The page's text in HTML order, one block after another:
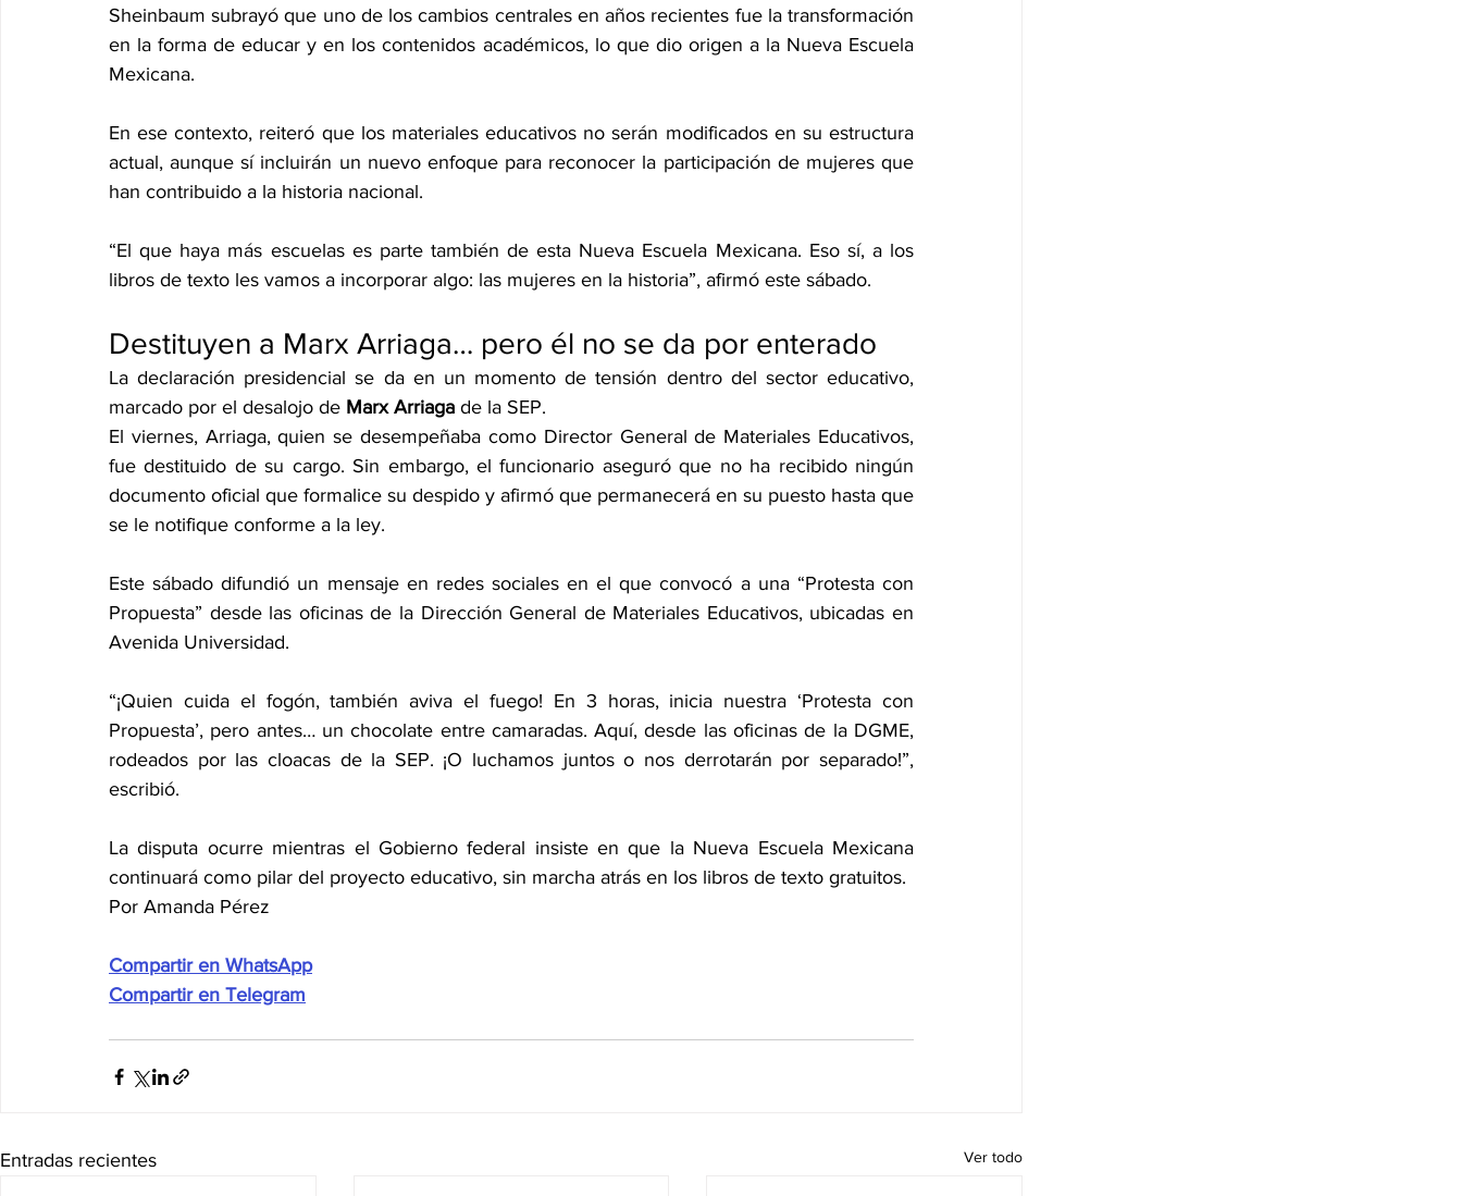
Sheinbaum subrayó que uno de los cambios centrales en años recientes fue la transformación
en la forma de educar y en los contenidos académicos, lo que dio origen a la Nueva Escuela
Mexicana.
En ese contexto, reiteró que los materiales educativos no serán modificados en su estructura
actual, aunque sí incluirán un nuevo enfoque para reconocer la participación de mujeres que
han contribuido a la historia nacional.
“El que haya más escuelas es parte también de esta Nueva Escuela Mexicana. Eso sí, a los
libros de texto les vamos a incorporar algo: las mujeres en la historia”, afirmó este sábado.
Destituyen a Marx Arriaga… pero él no se da por enterado
La declaración presidencial se da en un momento de tensión dentro del sector educativo,
marcado por el desalojo de Marx Arriaga de la SEP.
El viernes, Arriaga, quien se desempeñaba como Director General de Materiales Educativos,
fue destituido de su cargo. Sin embargo, el funcionario aseguró que no ha recibido ningún
documento oficial que formalice su despido y afirmó que permanecerá en su puesto hasta que
se le notifique conforme a la ley.
Este sábado difundió un mensaje en redes sociales en el que convocó a una “Protesta con
Propuesta” desde las oficinas de la Dirección General de Materiales Educativos, ubicadas en
Avenida Universidad.
“¡Quien cuida el fogón, también aviva el fuego! En 3 horas, inicia nuestra ‘Protesta con
Propuesta’, pero antes… un chocolate entre camaradas. Aquí, desde las oficinas de la DGME,
rodeados por las cloacas de la SEP. ¡O luchamos juntos o nos derrotarán por separado!”,
escribió.
La disputa ocurre mientras el Gobierno federal insiste en que la Nueva Escuela Mexicana
continuará como pilar del proyecto educativo, sin marcha atrás en los libros de texto gratuitos.
Por Amanda Pérez
Compartir en WhatsApp
Compartir en Telegram
Entradas recientes Ver todo